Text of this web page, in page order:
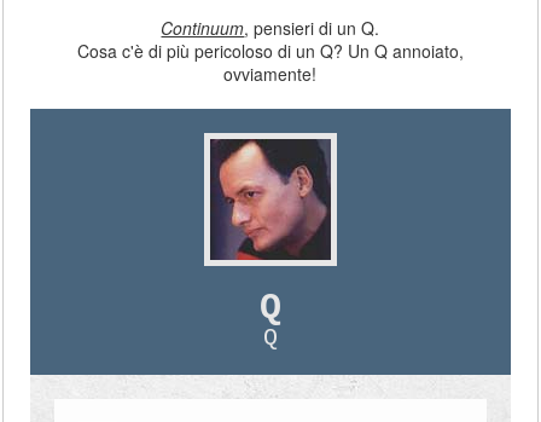
Continuum, pensieri di un Q.
Cosa c'è di più pericoloso di un Q? Un Q annoiato,
ovviamente!
Q
Q